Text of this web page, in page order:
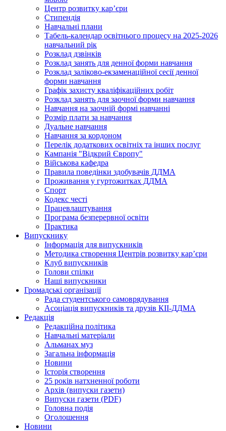
Центр розвитку кар’єри
Стипендія
Навчальні плани
Табель-календар освітнього процесу на 2025-2026
навчальний рік
Розклад дзвінків
Розклад занять для денної форми навчання
Розклад заліково-екзаменаційної сесії денної
форми навчання
Графік захисту кваліфікаційних робіт
Розклад занять для заочної форми навчання
Навчання на заочній формі навчанні
Розмір плати за навчання
Дуальне навчання
Навчання за кордоном
Перелік додаткових освітніх та інших послуг
Кампанія "Відкрий Європу"
Військова кафедра
Правила поведінки здобувачів ДДМА
Проживання у гуртожитках ДДМА
Спорт
Кодекс честі
Працевлаштування
Програма безперервної освіти
Практика
Випускнику
Інформація для випускників
Методика створення Центрів розвитку кар’єри
Клуб випускників
Голови спілки
Наші випускники
Громадські організації
Рада студентського самоврядування
Асоціація випускників та друзів КІІ-ДДМА
Редакція
Редакційна політика
Навчальні матеріали
Альманах муз
Загальна інформація
Новини
Історія створення
25 років натхненної роботи
Архів (випуски газети)
Випуски газети (PDF)
Головна подія
Оголошення
Новини